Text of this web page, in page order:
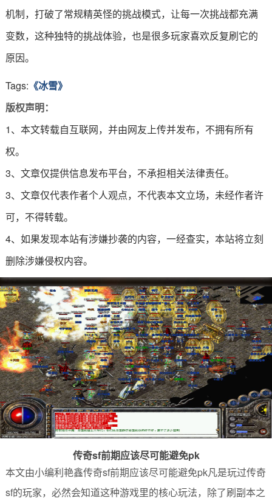
机制，打破了常规精英怪的挑战模式，让每一次挑战都充满
变数，这种独特的挑战体验，也是很多玩家喜欢反复刷它的
原因。
Tags: 《冰雪》
版权声明：
1、本文转载自互联网，并由网友上传并发布，不拥有所有
权。
3、文章仅提供信息发布平台，不承担相关法律责任。
3、文章仅代表作者个人观点，不代表本文立场，未经作者许
可，不得转载。
4、如果发现本站有涉嫌抄袭的内容，一经查实，本站将立刻
删除涉嫌侵权内容。
传奇sf前期应该尽可能避免pk
本文由小编利艳鑫传奇sf前期应该尽可能避免pk凡是玩过传奇
sf的玩家，必然会知道这种游戏里的核心玩法，除了刷副本之